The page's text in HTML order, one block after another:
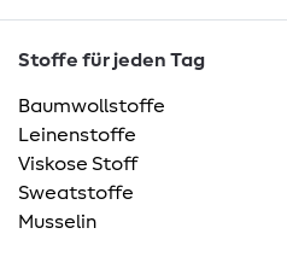
Stoffe für jeden Tag
Baumwollstoffe
Leinenstoffe
Viskose Stoff
Sweatstoffe
Musselin